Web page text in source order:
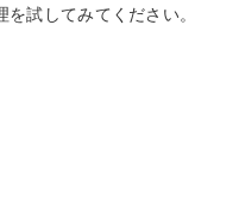
試してみてください。